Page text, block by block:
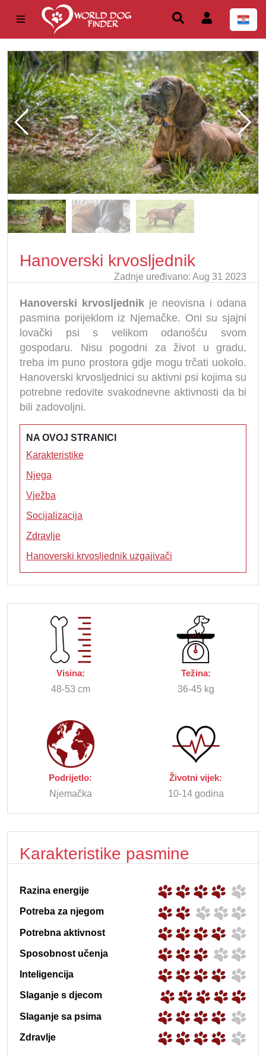
Hanoverski krvosljednik
Zadnje uređivano: Aug 31 2023
Hanoverski krvosljednik je neovisna i odana
pasmina porijeklom iz Njemačke. Oni su sjajni
lovački psi s velikom odanošću svom
gospodaru. Nisu pogodni za život u gradu,
treba im puno prostora gdje mogu trčati uokolo.
Hanoverski krvosljednici su aktivni psi kojima su
potrebne redovite svakodnevne aktivnosti da bi
bili zadovoljni.
NA OVOJ STRANICI
Karakteristike
Njega
Vježba
Socijalizacija
Zdravlje
Hanoverski krvosljednik uzgajivači
Visina:
48-53 cm
Težina:
36-45 kg
Podrijetlo:
Njemačka
Životni vijek:
10-14 godina
Karakteristike pasmine
Razina energije
Potreba za njegom
Potrebna aktivnost
Sposobnost učenja
Inteligencija
Slaganje s djecom
Slaganje sa psima
Zdravlje